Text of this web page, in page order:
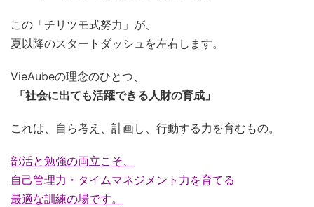
この「チリツモ式努力」が、
夏以降のスタートダッシュを左右します。
VieAubeの理念のひとつ、
「社会に出ても活躍できる人財の育成」
これは、自ら考え、計画し、行動する力を育むもの。
部活と勉強の両立こそ、
自己管理力・タイムマネジメント力を育てる
最適な訓練の場です。